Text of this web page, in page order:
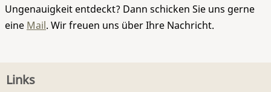
Ungenauigkeit entdeckt? Dann schicken Sie uns gerne
eine Mail. Wir freuen uns über Ihre Nachricht.
Links